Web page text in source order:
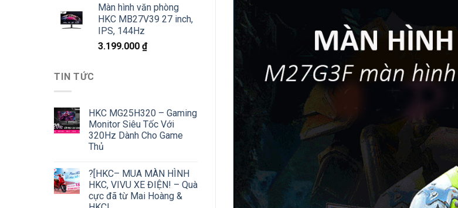
Màn hình văn phòng
HKC MB27V39 27 inch,
IPS, 144Hz
3.199.000 ₫
TIN TỨC
HKC MG25H320 – Gaming
Monitor Siêu Tốc Với
320Hz Dành Cho Game
Thủ
?[HKC– MUA MÀN HÌNH
HKC, VIVU XE ĐIỆN! – Quà
cực đã từ Mai Hoàng &